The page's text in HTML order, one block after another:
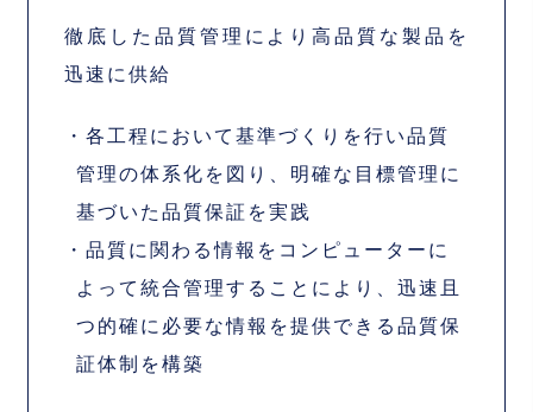
徹底した品質管理により高品質な製品を
迅速に供給
・各工程において基準づくりを行い品質
管理の体系化を図り、明確な目標管理に
基づいた品質保証を実践
・品質に関わる情報をコンピューターに
よって統合管理することにより、迅速且
つ的確に必要な情報を提供できる品質保
証体制を構築